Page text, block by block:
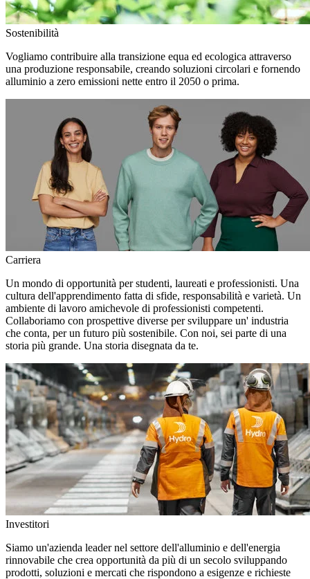
Sostenibilità
Vogliamo contribuire alla transizione equa ed ecologica attraverso
una produzione responsabile, creando soluzioni circolari e fornendo
alluminio a zero emissioni nette entro il 2050 o prima.
Carriera
Un mondo di opportunità per studenti, laureati e professionisti. Una
cultura dell'apprendimento fatta di sfide, responsabilità e varietà. Un
ambiente di lavoro amichevole di professionisti competenti.
Collaboriamo con prospettive diverse per sviluppare un' industria
che conta, per un futuro più sostenibile. Con noi, sei parte di una
storia più grande. Una storia disegnata da te.
Investitori
Siamo un'azienda leader nel settore dell'alluminio e dell'energia
rinnovabile che crea opportunità da più di un secolo sviluppando
prodotti, soluzioni e mercati che rispondono a esigenze e richieste